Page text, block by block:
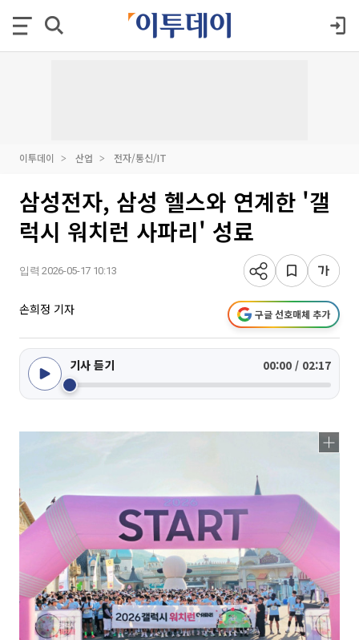
이투데이 산업 전자/통신/IT
삼성전자, 삼성 헬스와 연계한 '갤
럭시 워치런 사파리' 성료
입력 2026-05-17 10:13
손희정 기자 구글 선호매체 추가
기사 듣기 00:00 / 02:17